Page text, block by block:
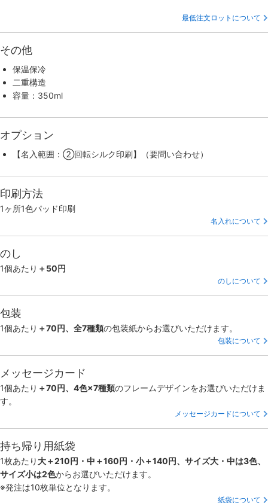
最低注文ロットについて
その他
保温保冷
二重構造
容量：350ml
オプション
【名入範囲：②回転シルク印刷】（要問い合わせ）
印刷方法
1ヶ所1色パッド印刷
名入れについて
のし
1個あたり ＋50円
のしについて
包装
1個あたり ＋70円、全7種類の包装紙からお選びいただけます。
包装について
メッセージカード
1個あたり ＋70円、4色×7種類のフレームデザインをお選びいただけま
す。
メッセージカードについて
持ち帰り用紙袋
1枚あたり 大＋210円・中＋160円・小＋140円、サイズ大・中は3色、
サイズ小は2色からお選びいただけます。
※発注は10枚単位となります。
紙袋について